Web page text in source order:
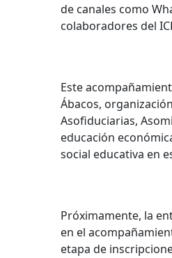
de canales como
colaboradores del
Este
Ábacos,
Asofiduciarias,
educación
social educativa en
Próximamente, la
en el
etapa de